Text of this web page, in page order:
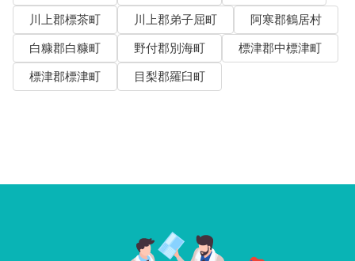
川上郡標茶町
川上郡弟子屈町
阿寒郡鶴居村
白糠郡白糠町
野付郡別海町
標津郡中標津町
標津郡標津町
目梨郡羅臼町